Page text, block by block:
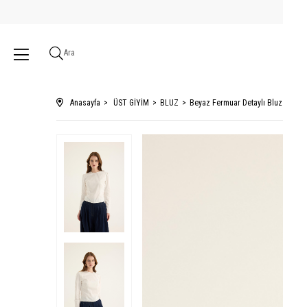
Ara
Anasayfa ÜST GİYİM BLUZ Beyaz Fermuar Detaylı Bluz